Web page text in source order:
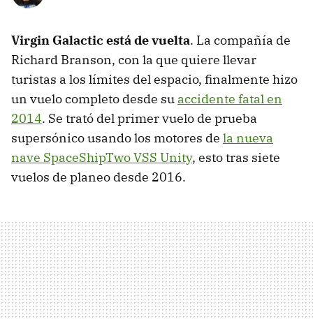
Virgin Galactic está de vuelta. La compañía de
Richard Branson, con la que quiere llevar
turistas a los límites del espacio, finalmente hizo
un vuelo completo desde su accidente fatal en
2014. Se trató del primer vuelo de prueba
supersónico usando los motores de la nueva
nave SpaceShipTwo VSS Unity, esto tras siete
vuelos de planeo desde 2016.